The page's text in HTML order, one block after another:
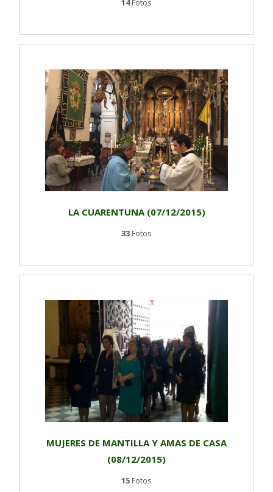
14Fotos
LA CUARENTUNA (07/12/2015)
33Fotos
MUJERES DE MANTILLA Y AMAS DE CASA
(08/12/2015)
15Fotos